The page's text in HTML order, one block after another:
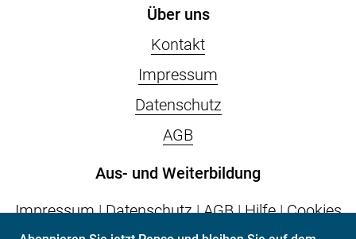
Über uns
Kontakt
Impressum
Datenschutz
AGB
Aus- und Weiterbildung
Impressum|Datenschutz|AGB|Hilfe|Cookies